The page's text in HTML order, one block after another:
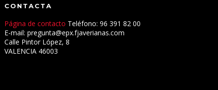
CONTACTA
Página de contacto Teléfono: 96 391 82 00
E-mail: pregunta@epx.fjaverianas.com
Calle Pintor López, 8
VALENCIA 46003